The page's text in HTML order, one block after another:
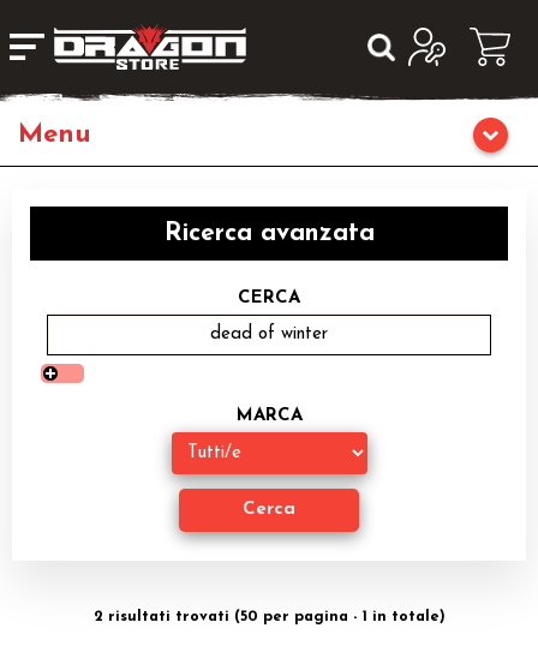
Giochi di Ruolo
Librigame
Editoria
Giochi di Carte Collezionabili
Accessori
Ricerca avanzata
CERCA
MARCA
2 risultati trovati (50 per pagina - 1 in totale)